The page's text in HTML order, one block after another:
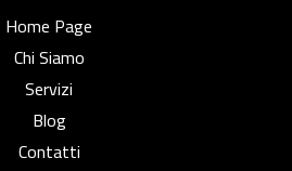
Home Page
Chi Siamo
Servizi
Blog
Contatti